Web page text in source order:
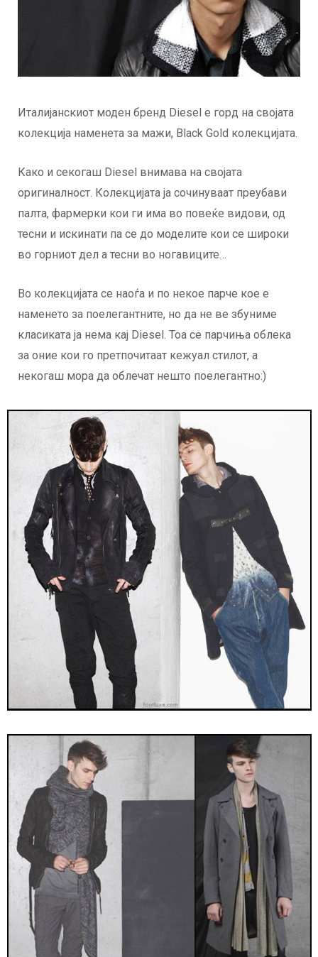
Италијанскиот моден бренд Diesel е горд на својата
колекција наменета за мажи, Black Gold колекцијата.
Како и секогаш Diesel внимава на својата
оригиналност. Колекцијата ја сочинуваат преубави
палта, фармерки кои ги има во повеќе видови, од
тесни и искинати па се до моделите кои се широки
во горниот дел а тесни во ногавиците…
Во колекцијата се наоѓа и по некое парче кое е
наменето за поелегантните, но да не ве збуниме
класиката ја нема кај Diesel. Тоа се парчиња облека
за оние кои го претпочитаат кежуал стилот, а
некогаш мора да облечат нешто поелегантно:)